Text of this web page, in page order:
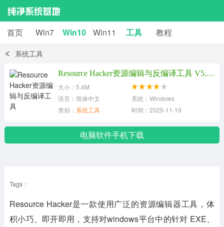
首页 Win7 Win10 Win11 工具 教程
系统工具
Resource Hacker资源编辑与反编译工具 V5.2.8.448绿色汉化版
大小：5.4M
语言：简体中文
系统：Windows
类别： 系统工具 时间：2025-11-19
电脑软件手机下载
Tags：
Resource Hacker是一款使用广泛的资源编辑器工具，体
积小巧、即开即用，支持对windows平台中的针对 EXE、